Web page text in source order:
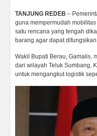
TANJUNG REDEB –
guna mempermudah
satu rencana yang tengah
barang agar dapat
Wakil Bupati Berau, Gamalis,
dari wilayah Teluk Sumbang,
untuk mengangkut logistik